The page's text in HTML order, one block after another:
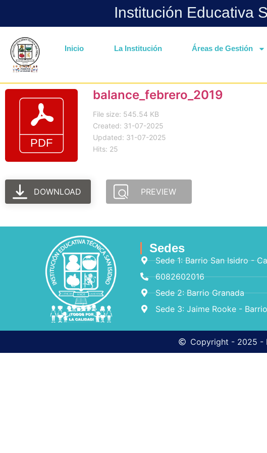
Institución Educativa
Inicio La Institución Áreas de Gestión
balance_febrero_2019
File size: 545.54 KB
Created: 31-07-2025
Updated: 31-07-2025
Hits: 25
DOWNLOAD PREVIEW
Sedes
Sede 1: Barrio San Isidro -
6082602016
Sede 2: Barrio Granada
Sede 3: Jaime Rooke -
Copyright - 2025 -